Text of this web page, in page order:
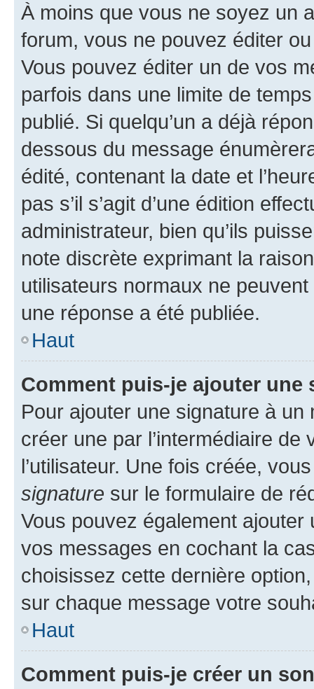
À moins que vous ne soyez un
forum, vous ne pouvez éditer
Vous pouvez éditer un de vos
parfois dans une limite de
publié. Si quelqu’un a déjà
dessous du message
édité, contenant la date et
pas s’il s’agit d’une édition
administrateur, bien qu’ils
note discrète exprimant la
utilisateurs normaux ne
une réponse a été publiée.
Haut
Comment puis-je ajouter une
Pour ajouter une signature à un
créer une par l’intermédiaire
l’utilisateur. Une fois créée,
signature sur le formulaire de
Vous pouvez également
vos messages en cochant la
choisissez cette dernière
sur chaque message votre
Haut
Comment puis-je créer un